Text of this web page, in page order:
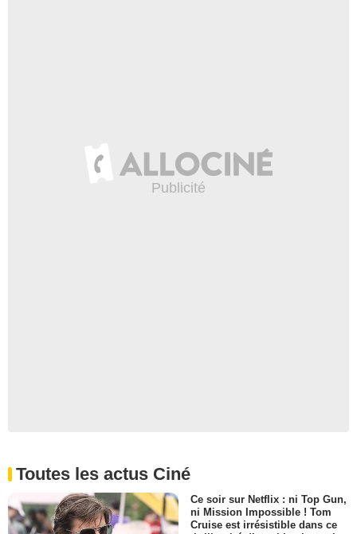
Toutes les actus Ciné
Ce soir sur Netflix : ni Top Gun,
ni Mission Impossible ! Tom
Cruise est irrésistible dans ce